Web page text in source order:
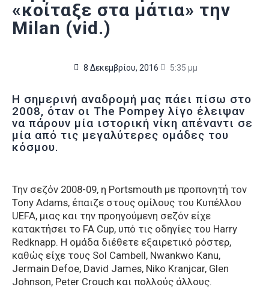
«κοίταξε στα μάτια» την
Milan (vid.)
8 Δεκεμβρίου, 2016 5:35 μμ
Η σημερινή αναδρομή μας πάει πίσω στο
2008, όταν οι The Pompey λίγο έλειψαν
να πάρουν μία ιστορική νίκη απέναντι σε
μία από τις μεγαλύτερες ομάδες του
κόσμου.
Την σεζόν 2008-09, η Portsmouth με προπονητή τον
Tony Adams, έπαιζε στους ομίλους του Κυπέλλου
UEFA, μιας και την προηγούμενη σεζόν είχε
κατακτήσει το FA Cup, υπό τις οδηγίες του Harry
Redknapp. Η ομάδα διέθετε εξαιρετικό ρόστερ,
καθώς είχε τους Sol Cambell, Nwankwo Kanu,
Jermain Defoe, David James, Niko Kranjcar, Glen
Johnson, Peter Crouch και πολλούς άλλους.